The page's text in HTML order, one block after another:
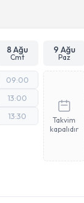
8 Ağu
Cmt
9 Ağu
Paz
09:00
13:00
13:30
Takvim
kapalıdır